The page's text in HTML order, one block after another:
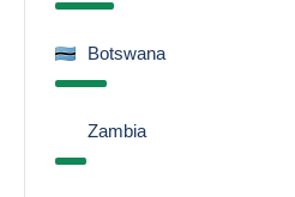
Botswana
Zambia